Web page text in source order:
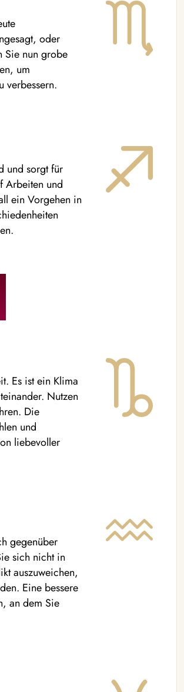
oder
Sie nun grobe
um
verbessern.
und sorgt für
Arbeiten und
ein Vorgehen in
Es ist ein Klima
Nutzen
Die
und
liebevoller
gegenüber
sich nicht in
auszuweichen,
Eine bessere
an dem Sie